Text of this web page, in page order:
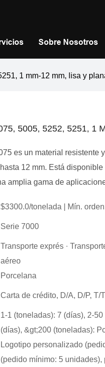
Sobre Nosotros
1 mm-12 mm, lisa y
5005, 5252, 5251, 1
es un material resistente
12 mm. Está
amplia gama de
$3300.0/tonelada | Mín.
Serie 7000
Transporte exprés ·
aéreo
Porcelana
Carta de crédito, D/A, D/P, T/
1-1 (toneladas): 7 (días), 2-
(días), &gt;200 (toneladas):
Logotipo personalizado
(pedido mínimo: 5